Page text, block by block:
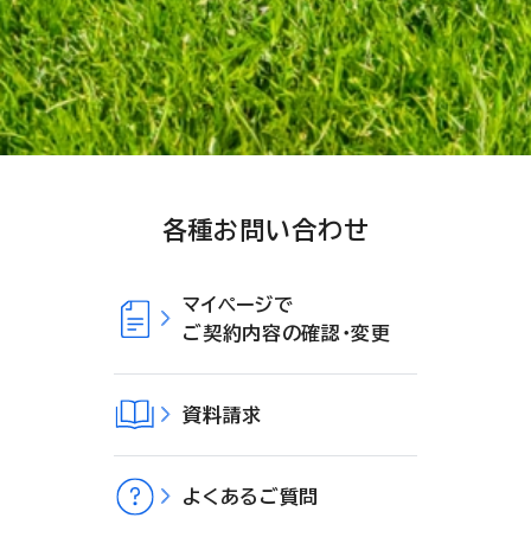
各種お問い合わせ
マイページで
ご契約内容の確認・変更
資料請求
よくあるご質問